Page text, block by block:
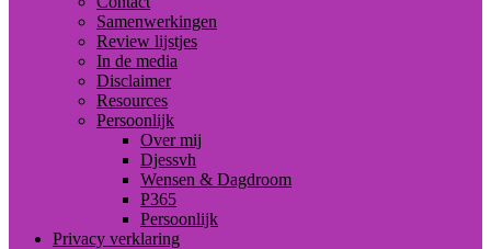
Samenwerkingen
Review lijstjes
In de media
Disclaimer
Resources
Persoonlijk
Over mij
Djessvh
Wensen & Dagdroom
P365
Persoonlijk
Privacy verklaring